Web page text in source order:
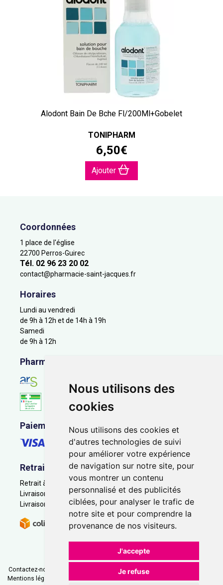
Nous utilisons des
cookies
Nous utilisons des cookies et
d'autres technologies de suivi
pour améliorer votre expérience
de navigation sur notre site, pour
vous montrer un contenu
personnalisé et des publicités
ciblées, pour analyser le trafic de
notre site et pour comprendre la
provenance de nos visiteurs.
J'accepte
Je refuse
Alodont Bain De Bche Fl/200Ml+Gobelet
TONIPHARM
6,50€
Ajouter
Coordonnées
1 place de l'église
22700 Perros-Guirec
Tél. 02 96 23 20 02
contact@pharmacie-saint-jacques.fr
Horaires
Lundi au vendredi
de 9h à 12h et de 14h à 19h
Samedi
de 9h à 12h
Pharmacie en ligne agréée
Paiement sécurisé
Retrait - Livraison
Retrait à la pharmacie - Click & Collect
Livraison en Point Relais
Livraison à domicile
Contactez-nous | Déclarer un effet indésirable
Mentions légales